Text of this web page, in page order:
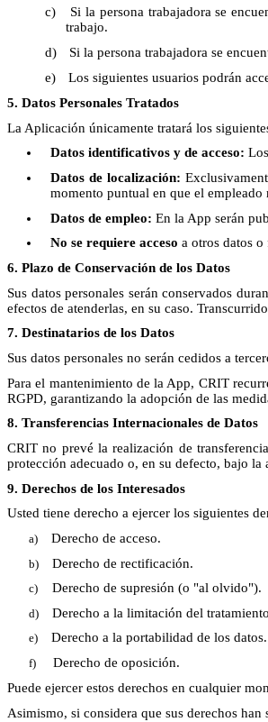
Si la persona trabajadora se
trabajo.
Si la persona trabajadora se
Los siguientes usuarios podrán
5. Datos Personales Tratados
La Aplicación únicamente tratará los
Datos identificativos y de acceso:
Datos de localización:
momento puntual en que el
Datos de empleo: En la App serán
No se requiere acceso a otros datos
6. Plazo de Conservación de los Datos
Sus datos personales serán conservados
efectos de atenderlas, en su caso.
7. Destinatarios de los Datos
Sus datos personales no serán cedidos a
Para el mantenimiento de la App, CRIT
RGPD, garantizando la adopción de las
8. Transferencias Internacionales de Datos
CRIT no prevé la realización de
protección adecuado o, en su defecto, bajo
9. Derechos de los Interesados
Usted tiene derecho a ejercer los siguientes
Derecho de acceso.
Derecho de rectificación.
Derecho de supresión (o "al olvido").
Derecho a la limitación del
Derecho a la portabilidad de los datos.
Derecho de oposición.
Puede ejercer estos derechos en cualquier
Asimismo, si considera que sus derechos